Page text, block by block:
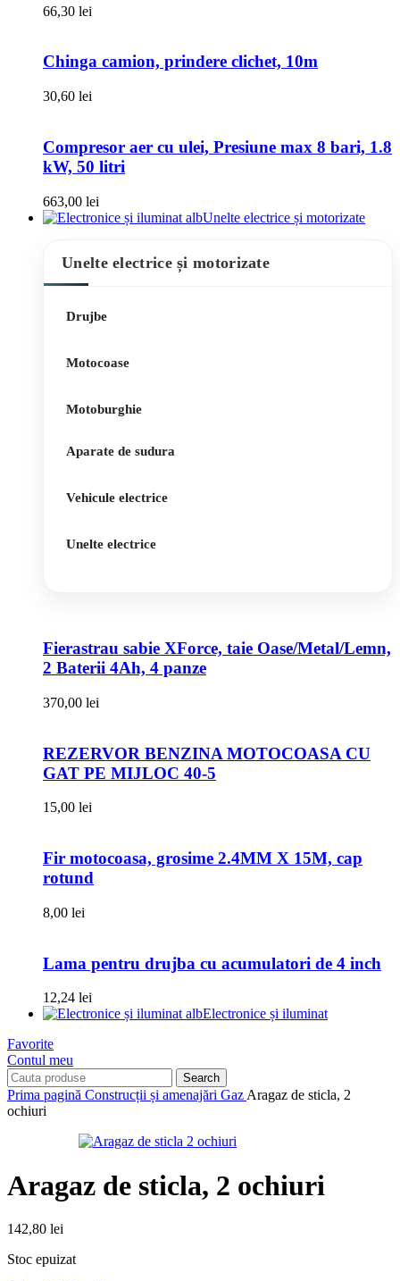
66,30 lei
Chinga camion, prindere clichet, 10m
30,60 lei
Compresor aer cu ulei, Presiune max 8 bari, 1.8
kW, 50 litri
663,00 lei
Unelte electrice și motorizate
Unelte electrice și motorizate
Drujbe
Motocoase
Motoburghie
Aparate de sudura
Vehicule electrice
Unelte electrice
Fierastrau sabie XForce, taie Oase/Metal/Lemn,
2 Baterii 4Ah, 4 panze
370,00 lei
REZERVOR BENZINA MOTOCOASA CU
GAT PE MIJLOC 40-5
15,00 lei
Fir motocoasa, grosime 2.4MM X 15M, cap
rotund
8,00 lei
Lama pentru drujba cu acumulatori de 4 inch
12,24 lei
Electronice și iluminat
Favorite
Contul meu
Search
Prima pagină Construcții și amenajări Gaz Aragaz de sticla, 2
ochiuri
Aragaz de sticla, 2 ochiuri
142,80 lei
Stoc epuizat